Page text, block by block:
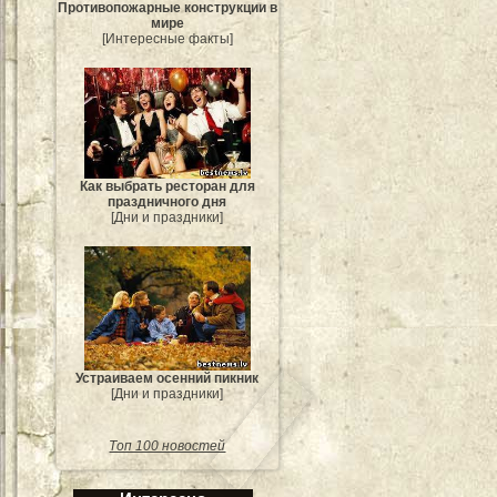
Противопожарные конструкции в
мире
[Интересные факты]
Как выбрать ресторан для
праздничного дня
[Дни и праздники]
Устраиваем осенний пикник
[Дни и праздники]
Топ 100 новостей